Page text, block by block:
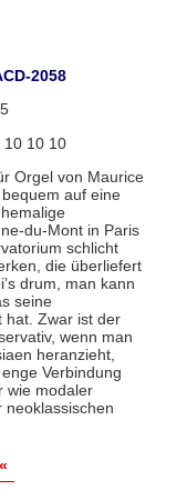
2058
10 10 10
Orgel von Maurice
auf eine
du-Mont in Paris
schlicht
die überliefert
drum, man kann
seine
hat. Zwar ist der
wenn man
heranzieht,
Verbindung
wie modaler
neoklassischen